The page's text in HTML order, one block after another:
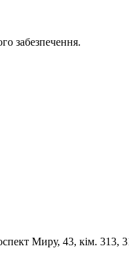
забезпечення.
Миру, 43, кім. 313,